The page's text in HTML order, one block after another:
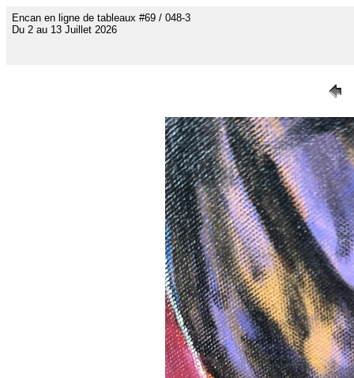
Encan en ligne de tableaux #69 / 048-3
Du 2 au 13 Juillet 2026